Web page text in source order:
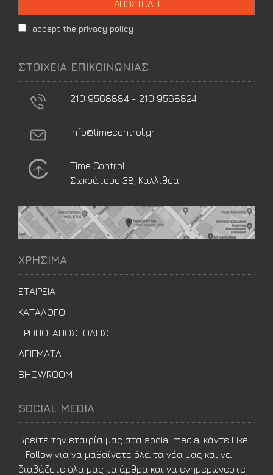
I accept the privacy policy
ΣΤΟΙΧΕΙΑ ΕΠΙΚΟΙΝΩΝΙΑΣ
210 9568884 - 210 9568824
info@timecontrol.gr
Time Control
Σωκράτους 38, Καλλιθέα
ΧΡΗΣΙΜΑ
ΕΤΑΙΡΕΙΑ
ΚΑΤΑΛΟΓΟΙ
ΤΡΟΠΟΙ ΑΠΟΣΤΟΛΗΣ
ΔΕΙΓΜΑΤΑ
SHOWROOM
SOCIAL MEDIA
Βρείτε την εταιρία μας στα social media, κάντε Like
- Follow για να μαθαίνετε όλα τα νέα μας και να
διαβάζετε όλα μας τα άρθρα και να ενημερώνεστε